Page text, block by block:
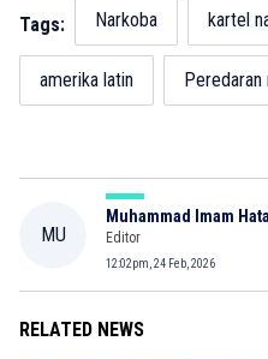
Tags: Narkoba kartel
amerika latin Peredaran
MU
Muhammad Imam
Editor
12:02pm, 24 Feb, 2026
RELATED NEWS